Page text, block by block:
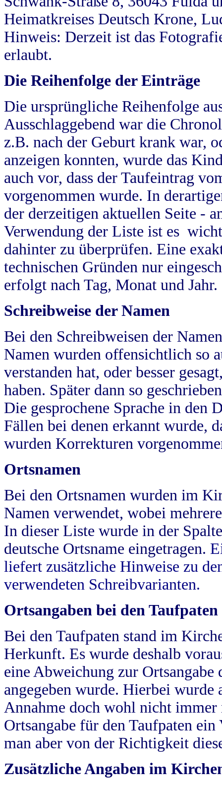
Heimatkreises Deutsch Krone,
Hinweis: Derzeit ist das
erlaubt.
Die Reihenfolge der Einträge
Die ursprüngliche Reihenfolge
Ausschlaggebend war die
z.B. nach der Geburt krank war,
anzeigen konnten, wurde das
auch vor, dass der Taufeintrag
vorgenommen wurde. In
der derzeitigen aktuellen Seite -
Verwendung der Liste ist es
dahinter zu überprüfen. Eine
technischen Gründen nur
erfolgt nach Tag, Monat und Jahr.
Schreibweise der Namen
Bei den Schreibweisen der
Namen wurden offensichtlich so
verstanden hat, oder besser
haben. Später dann so
Die gesprochene Sprache in
Fällen bei denen erkannt wurde,
wurden Korrekturen
Ortsnamen
Bei den Ortsnamen wurden im
Namen verwendet, wobei
In dieser Liste wurde in der
deutsche Ortsname eingetragen.
liefert zusätzliche Hinweise zu
verwendeten Schreibvarianten.
Ortsangaben bei den Taufpaten
Bei den Taufpaten stand im
Herkunft. Es wurde deshalb
eine Abweichung zur
angegeben wurde. Hierbei wurde
Annahme doch wohl nicht
Ortsangabe für den Taufpaten
man aber von der Richtigkeit
Zusätzliche Angaben im